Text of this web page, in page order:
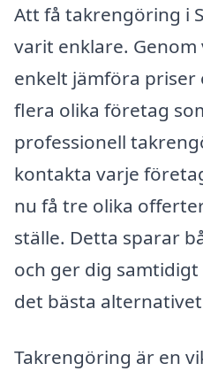
Att få takrengöring i
varit enklare.
enkelt jämföra
flera olika företag
professionell
kontakta varje
nu få tre olika
ställe. Detta sparar
och ger dig
det bästa
Takrengöring är en